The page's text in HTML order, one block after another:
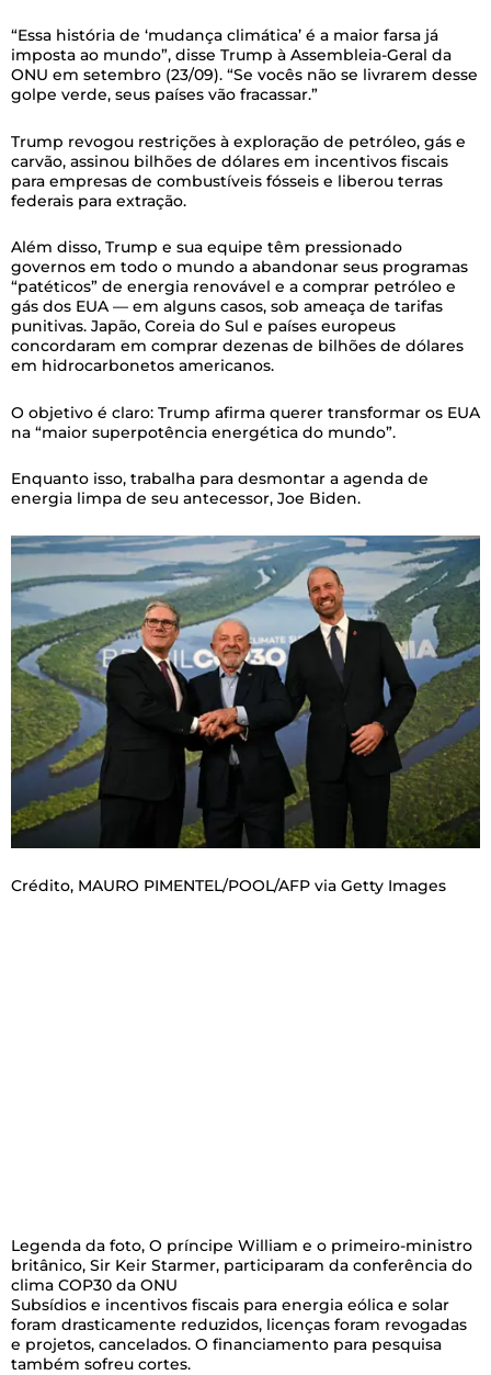
“Essa história de ‘mudança climática’ é a maior farsa já
imposta ao mundo”, disse Trump à Assembleia-Geral da
ONU em setembro (23/09). “Se vocês não se livrarem desse
golpe verde, seus países vão fracassar.”
Trump revogou restrições à exploração de petróleo, gás e
carvão, assinou bilhões de dólares em incentivos fiscais
para empresas de combustíveis fósseis e liberou terras
federais para extração.
Além disso, Trump e sua equipe têm pressionado
governos em todo o mundo a abandonar seus programas
“patéticos” de energia renovável e a comprar petróleo e
gás dos EUA — em alguns casos, sob ameaça de tarifas
punitivas. Japão, Coreia do Sul e países europeus
concordaram em comprar dezenas de bilhões de dólares
em hidrocarbonetos americanos.
O objetivo é claro: Trump afirma querer transformar os EUA
na “maior superpotência energética do mundo”.
Enquanto isso, trabalha para desmontar a agenda de
energia limpa de seu antecessor, Joe Biden.
Crédito, MAURO PIMENTEL/POOL/AFP via Getty Images
Legenda da foto, O príncipe William e o primeiro-ministro
britânico, Sir Keir Starmer, participaram da conferência do
clima COP30 da ONU
Subsídios e incentivos fiscais para energia eólica e solar
foram drasticamente reduzidos, licenças foram revogadas
e projetos, cancelados. O financiamento para pesquisa
também sofreu cortes.